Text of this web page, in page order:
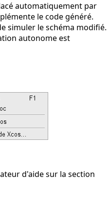
automatiquement par
le code généré.
simuler le schéma modifié.
autonome est
d'aide sur la section